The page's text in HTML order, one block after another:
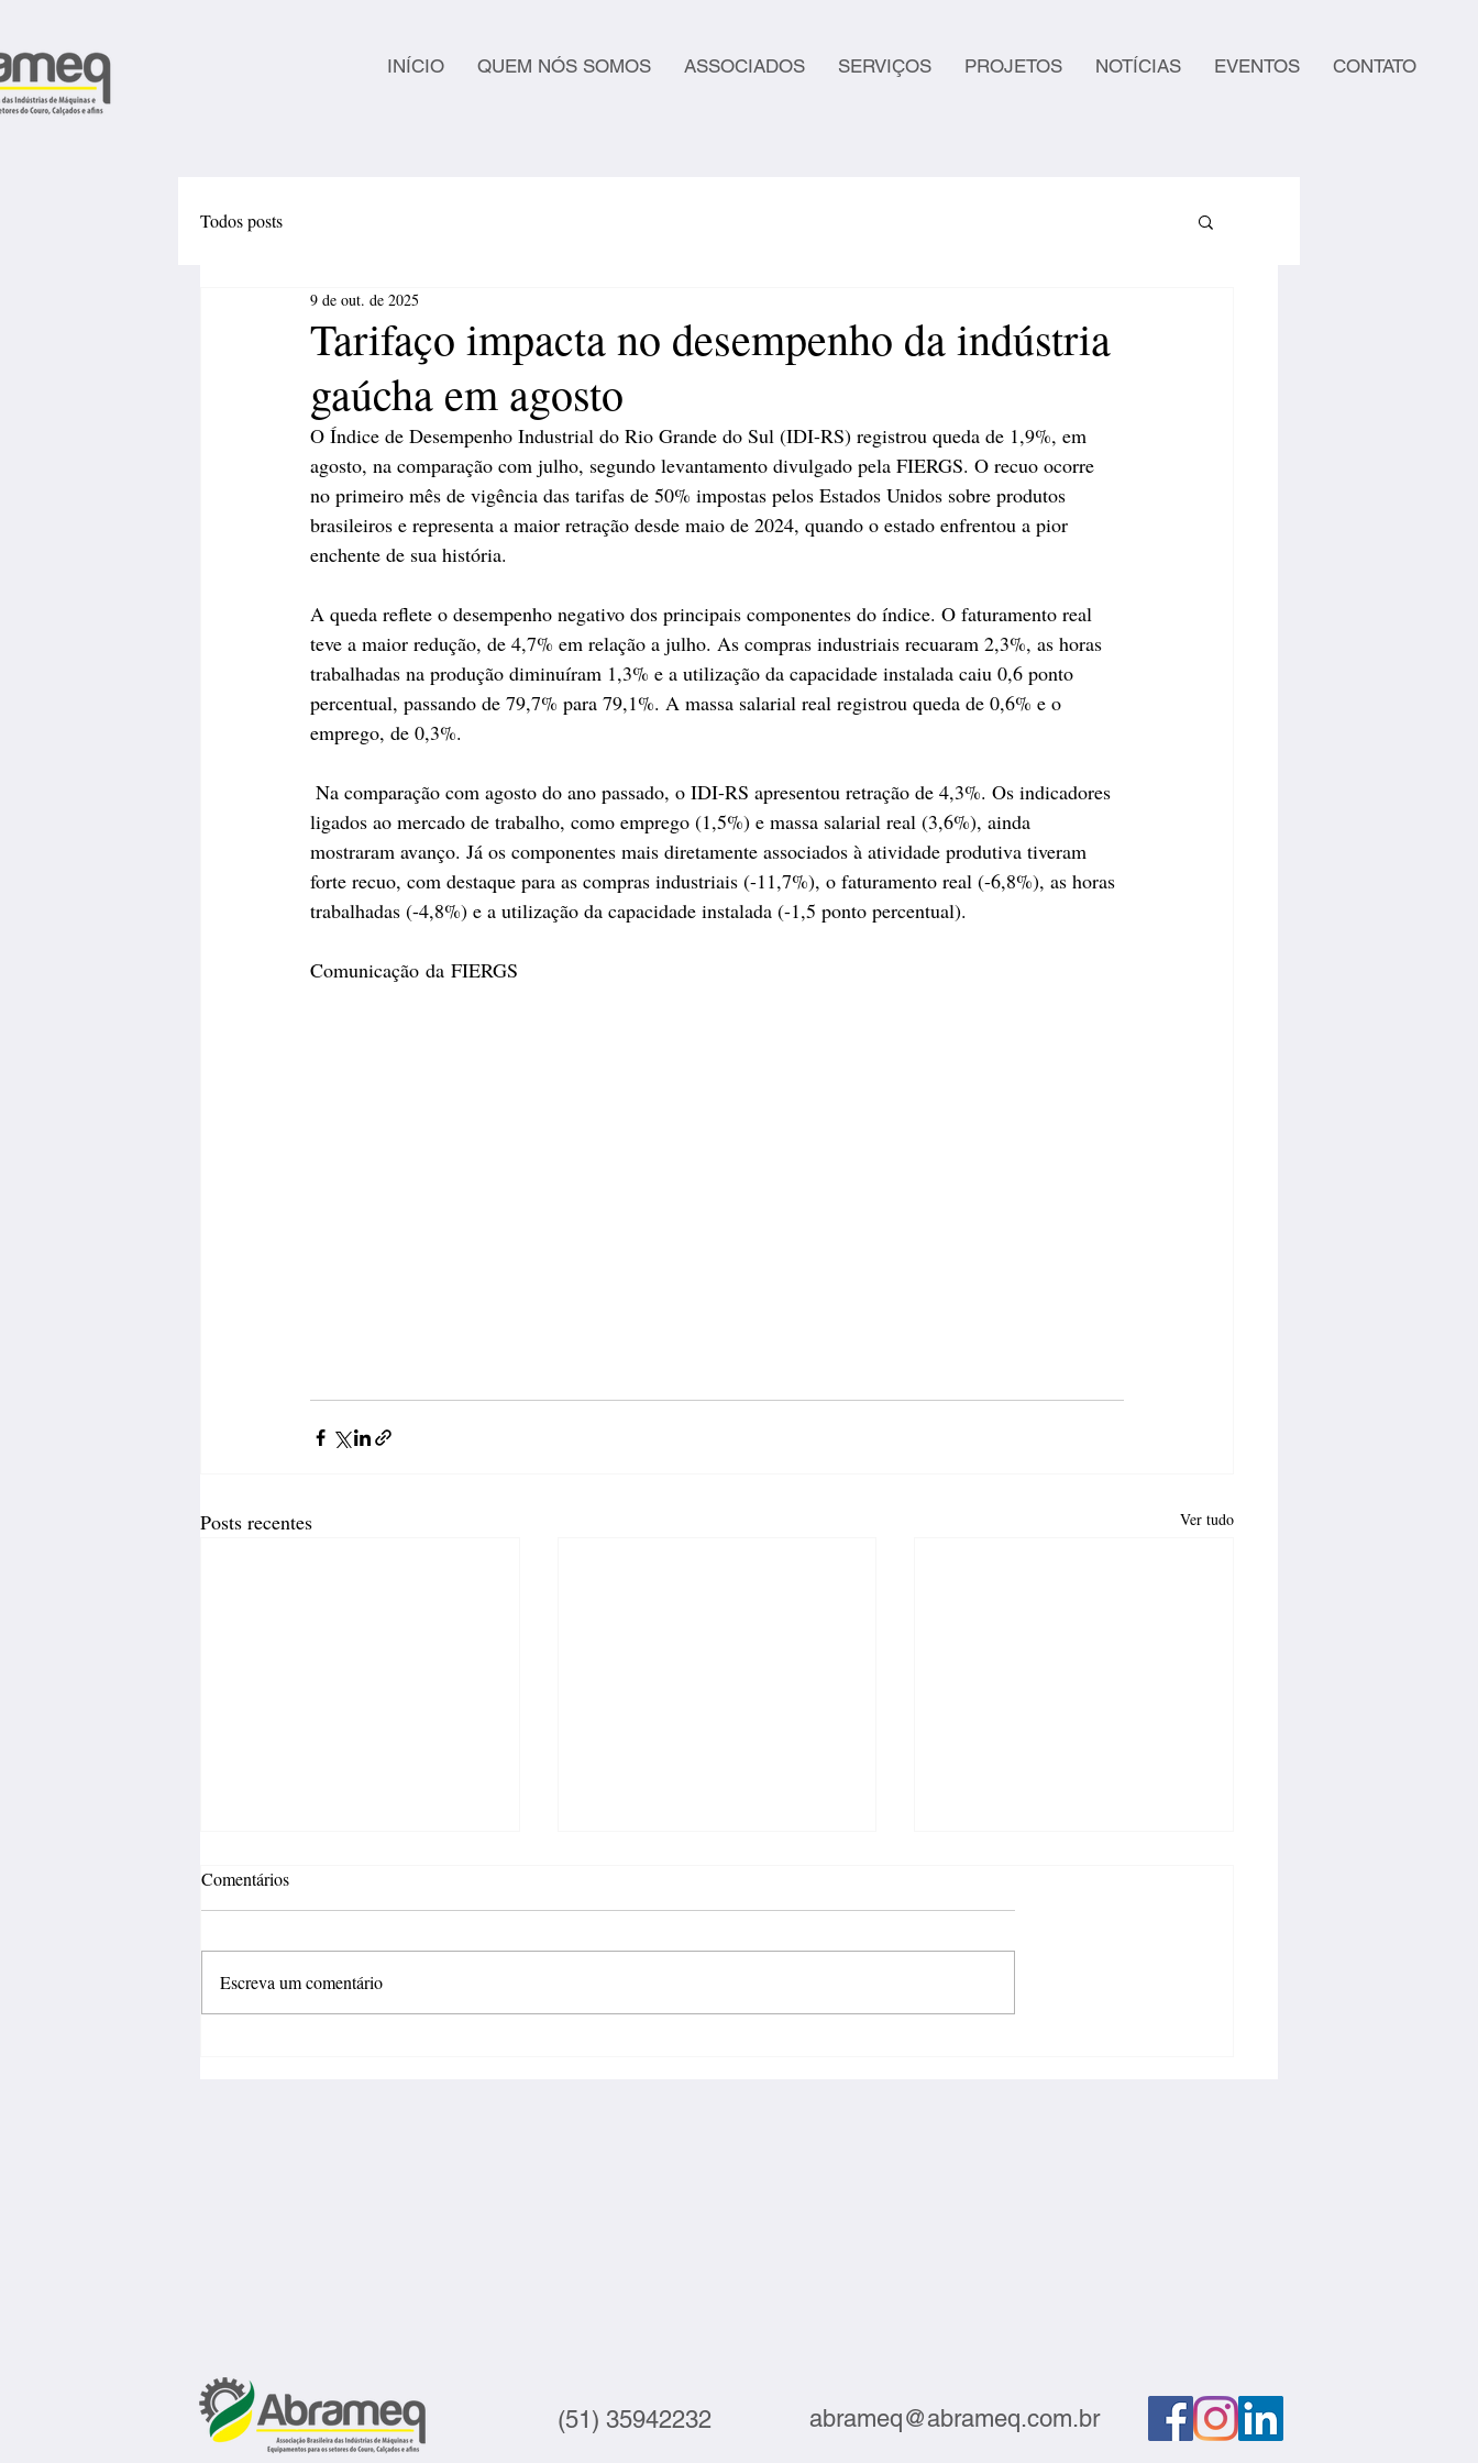
INÍCIO QUEM NÓS SOMOS ASSOCIADOS SERVIÇOS PROJETOS NOTÍCIAS EVENTOS CONTATO
Todos posts
Tarifaço impacta no desempenho da indústria
gaúcha em agosto
9 de out. de 2025
O Índice de Desempenho Industrial do Rio Grande do Sul (IDI-RS) registrou queda de 1,9%, em
agosto, na comparação com julho, segundo levantamento divulgado pela FIERGS. O recuo ocorre
no primeiro mês de vigência das tarifas de 50% impostas pelos Estados Unidos sobre produtos
brasileiros e representa a maior retração desde maio de 2024, quando o estado enfrentou a pior
enchente de sua história.
A queda reflete o desempenho negativo dos principais componentes do índice. O faturamento real
teve a maior redução, de 4,7% em relação a julho. As compras industriais recuaram 2,3%, as horas
trabalhadas na produção diminuíram 1,3% e a utilização da capacidade instalada caiu 0,6 ponto
percentual, passando de 79,7% para 79,1%. A massa salarial real registrou queda de 0,6% e o
emprego, de 0,3%.
ligados ao mercado de trabalho, como emprego (1,5%) e massa salarial real (3,6%), ainda
mostraram avanço. Já os componentes mais diretamente associados à atividade produtiva tiveram
forte recuo, com destaque para as compras industriais (-11,7%), o faturamento real (-6,8%), as horas
trabalhadas (-4,8%) e a utilização da capacidade instalada (-1,5 ponto percentual).
Comunicação da FIERGS
Posts recentes Ver tudo
Comentários
Escreva um comentário
(51) 35942232 abrameq@abrameq.com.br